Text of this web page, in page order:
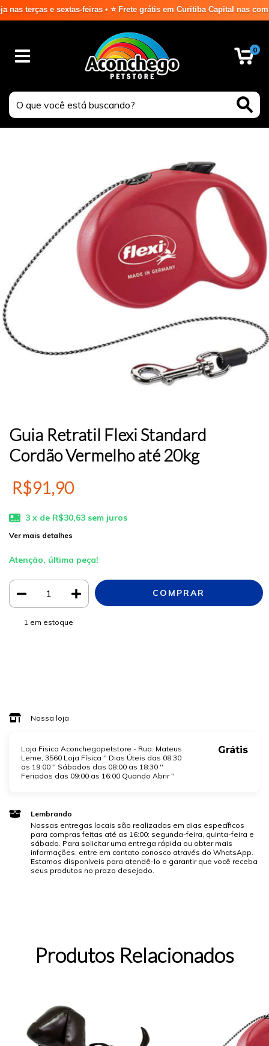
e sextas-feiras • ⭐ Frete grátis em Curitiba Capital nas compras
0
Guia Retratil Flexi Standard
Cordão Vermelho até 20kg
R$91,90
3 x de R$30,63 sem juros
Ver mais detalhes
Atenção, última peça!
1 em estoque
Nossa loja
Loja Fisica Aconchegopetstore - Rua: Mateus
Leme, 3560 Loja Física '' Dias Úteis das 08:30
as 19:00 '' Sábados das 08:00 as 18:30 ''
Feriados das 09:00 as 16:00 Quando Abrir ''
Grátis
Lembrando
Nossas entregas locais são realizadas em dias específicos
para compras feitas até as 16:00: segunda-feira, quinta-feira e
sábado. Para solicitar uma entrega rápida ou obter mais
informações, entre em contato conosco através do WhatsApp.
Estamos disponíveis para atendê-lo e garantir que você receba
seus produtos no prazo desejado.
Produtos Relacionados